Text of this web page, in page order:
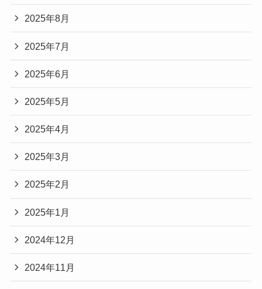
2025年8月
2025年7月
2025年6月
2025年5月
2025年4月
2025年3月
2025年2月
2025年1月
2024年12月
2024年11月